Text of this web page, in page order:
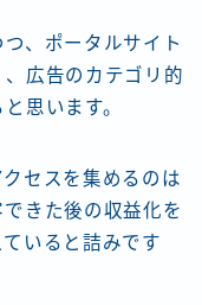
、ポータルサイト
広告のカテゴリ的
思います。
セスを集めるのは
きた後の収益化を
いると詰みです